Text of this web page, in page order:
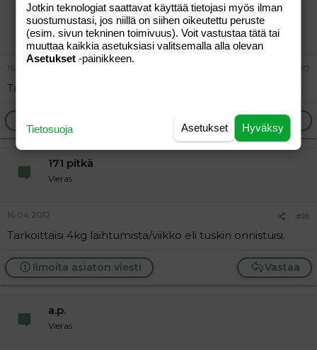
"vieras"
Vieras
16.04.2012 #17
Tarkoittaisi -13kg.
Vastaa
171 pitkä
Vieras
16.04.2012 #18
Tarkoittaisi 4kg laihtumista/viikko eli tuskin onnistuisi.
Vastaa
Ilmoita asiaton viesti
a.p.
Vieras
Jotkin teknologiat saattavat käyttää tietojasi myös ilman
suostumustasi, jos niillä on siihen oikeutettu peruste
(esim. sivun tekninen toimivuus). Voit vastustaa tätä tai
muuttaa kaikkia asetuksiasi valitsemalla alla olevan
Asetukset -painikkeen.
Hyväksy
Asetukset
Tietosuoja